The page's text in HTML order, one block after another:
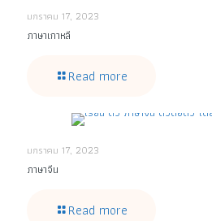
มกราคม 17, 2023
ภาษาเกาหลี
Read more
มกราคม 17, 2023
ภาษาจีน
Read more